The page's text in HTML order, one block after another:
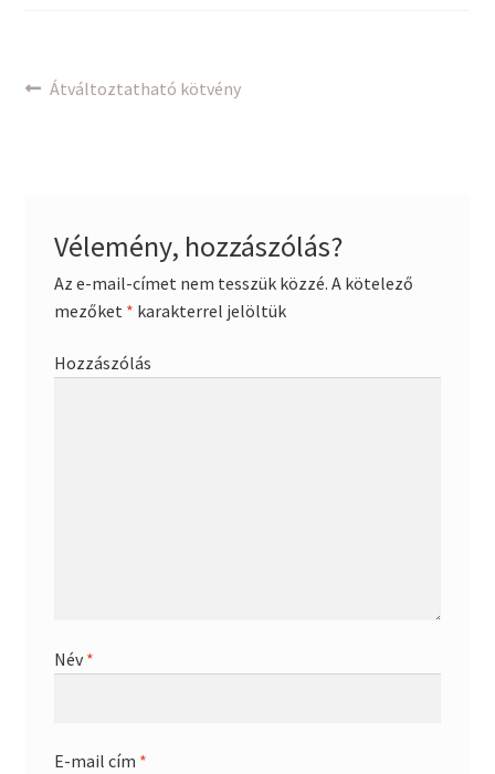
Bejegyzés
Previous
Átváltoztatható kötvény
Vélemény, hozzászólás?
Az e-mail-címet nem tesszük közzé. A kötelező
mezőket * karakterrel jelöltük
Hozzászólás
Név *
E-mail cím *